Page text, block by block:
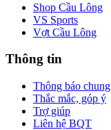
Shop Cầu Lông
VS Sports
Vợt Cầu Lông
Thông tin
Thông báo chung
Thắc mắc, góp ý
Trợ giúp
Liên hệ BQT